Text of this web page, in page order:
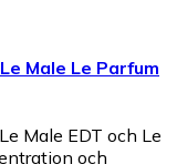
Male Le Parfum
Male EDT och Le
och